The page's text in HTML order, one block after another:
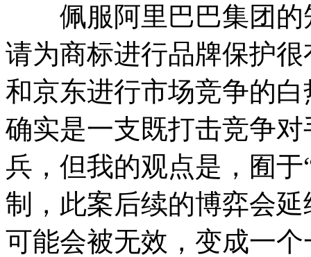
佩服阿里巴巴集团的
请为商标进行品牌保护
和京东进行市场竞争的
确实是一支既打击竞争
兵，但我的观点是，囿
制，此案后续的博弈会
可能会被无效，变成一